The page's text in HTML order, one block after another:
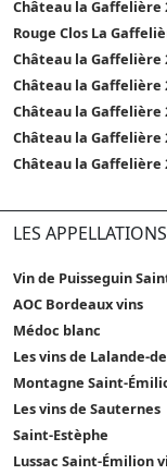
Château la Gaffelière
Rouge Clos La
Château la Gaffelière
Château la Gaffelière
Château la Gaffelière
Château la Gaffelière
Château la Gaffelière
LES
Vin de Puisseguin
AOC Bordeaux vins
Médoc blanc
Les vins de Lalande-
Montagne Saint-
Les vins de Sauternes
Saint-Estèphe
Lussac Saint-Émilion